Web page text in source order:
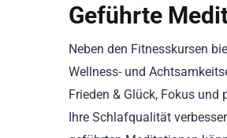
Geführte
Neben den Fitnesskursen
Wellness- und
Frieden & Glück, Fokus
Ihre Schlafqualität